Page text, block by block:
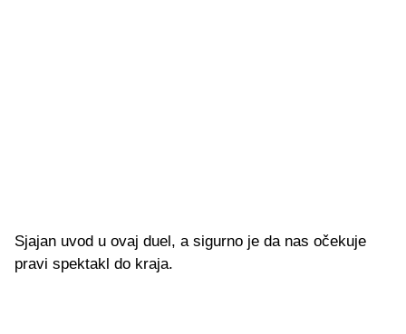
Sjajan uvod u ovaj duel, a sigurno je da nas očekuje
pravi spektakl do kraja.